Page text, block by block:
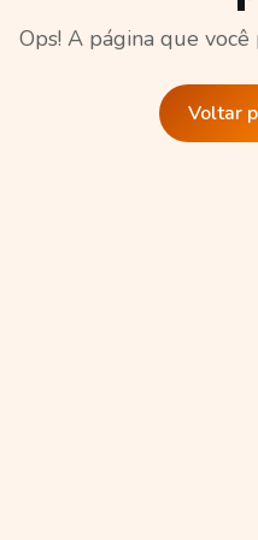
Ops! A página que
Voltar